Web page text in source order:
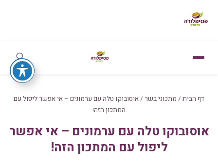
דף הבית / מתכוני בשר /אוסובוקו טלה עם ערמונים – אי אפשר ליפול עם
המתכון הזה!
אוסובוקו טלה עם ערמונים – אי אפשר
ליפול עם המתכון הזה!